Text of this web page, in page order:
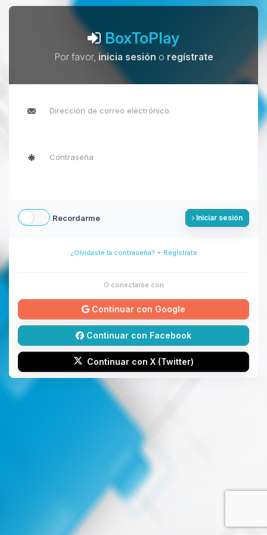
BoxToPlay
Por favor, inicia sesión o regístrate
Recordarme Iniciar sesión
¿Olvidaste la contraseña? - Regístrate
O conectarse con
Continuar con Google
Continuar con Facebook
Continuar con X (Twitter)